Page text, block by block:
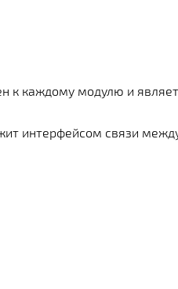
к каждому модулю и
интерфейсом связи